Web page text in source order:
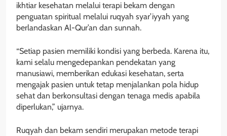
ikhtiar kesehatan melalui terapi bekam dengan
penguatan spiritual melalui ruqyah syar’iyyah yang
berlandaskan Al-Qur’an dan sunnah.
“Setiap pasien memiliki kondisi yang berbeda. Karena itu,
kami selalu mengedepankan pendekatan yang
manusiawi, memberikan edukasi kesehatan, serta
mengajak pasien untuk tetap menjalankan pola hidup
sehat dan berkonsultasi dengan tenaga medis apabila
diperlukan,” ujarnya.
Ruqyah dan bekam sendiri merupakan metode terapi